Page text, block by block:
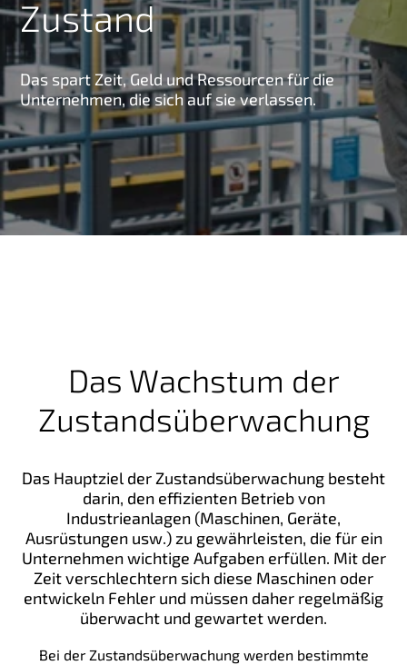
g
n
Zustand
Das spart Zeit, Geld und Ressourcen für die
Unternehmen, die sich auf sie verlassen.
Das Wachstum der
Zustandsüberwachung
Das Hauptziel der Zustandsüberwachung besteht
darin, den effizienten Betrieb von
Industrieanlagen (Maschinen, Geräte,
Ausrüstungen usw.) zu gewährleisten, die für ein
Unternehmen wichtige Aufgaben erfüllen. Mit der
Zeit verschlechtern sich diese Maschinen oder
entwickeln Fehler und müssen daher regelmäßig
überwacht und gewartet werden.
Bei der Zustandsüberwachung werden bestimmte